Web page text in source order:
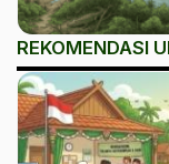
REKOMENDASI